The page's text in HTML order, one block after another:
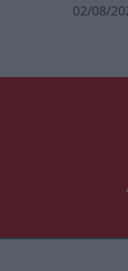
02/08/